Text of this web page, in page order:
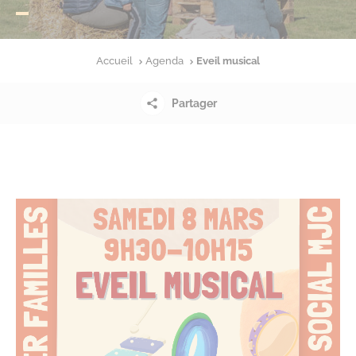
Accueil Agenda Eveil musical
Partager